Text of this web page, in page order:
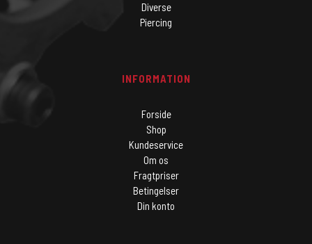
Diverse
Piercing
INFORMATION
Forside
Shop
Kundeservice
Om os
Fragtpriser
Betingelser
Din konto